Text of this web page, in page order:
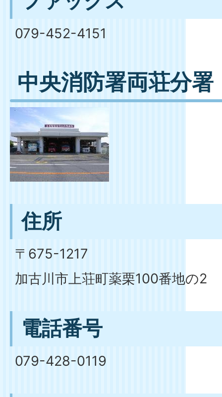
079-452-4151
中央消防署両荘分署
住所
〒675-1217
加古川市上荘町薬栗100番地の2
電話番号
079-428-0119